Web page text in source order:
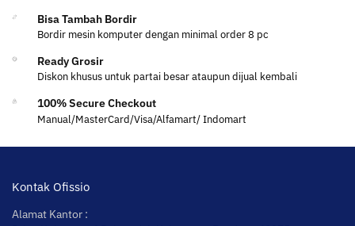
Bisa Tambah Bordir
Bordir mesin komputer dengan minimal order 8 pc
Ready Grosir
Diskon khusus untuk partai besar ataupun dijual kembali
100% Secure Checkout
Manual/MasterCard/Visa/Alfamart/ Indomart
Kontak Ofissio
Alamat Kantor :